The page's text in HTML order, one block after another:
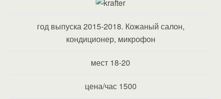
год выпуска 2015-2018. Кожаный салон,
кондиционер, микрофон
мест 18-20
цена/час 1500